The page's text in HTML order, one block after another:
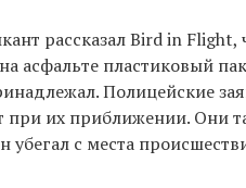
рассказал Bird in Flight,
асфальте пластиковый
Полицейские
при их приближении. Они
убегал с места